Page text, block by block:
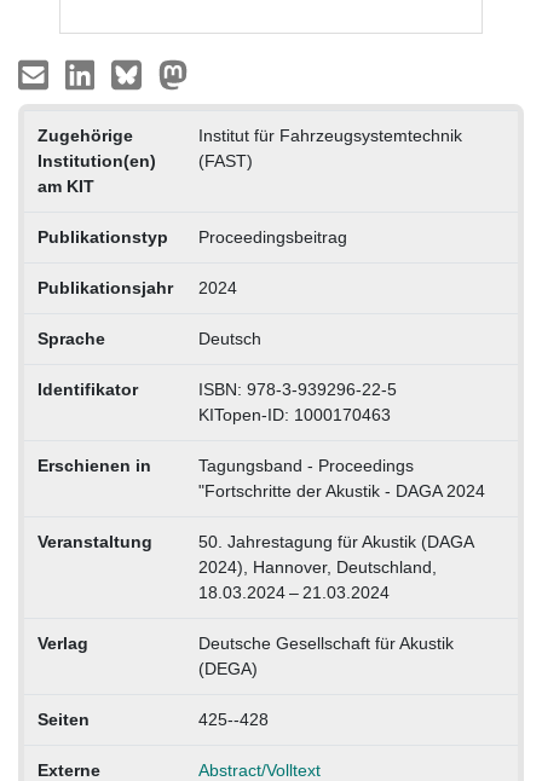
Zugehörige
Institution(en)
am KIT
Institut für Fahrzeugsystemtechnik
(FAST)
Publikationstyp Proceedingsbeitrag
Publikationsjahr 2024
Sprache Deutsch
Identifikator
ISBN: 978-3-939296-22-5
KITopen-ID: 1000170463
Erschienen in
Tagungsband - Proceedings
"Fortschritte der Akustik - DAGA 2024
Veranstaltung
50. Jahrestagung für Akustik (DAGA
2024), Hannover, Deutschland,
18.03.2024 – 21.03.2024
Verlag
Deutsche Gesellschaft für Akustik
(DEGA)
Seiten 425--428
Externe
Abstract/Volltext